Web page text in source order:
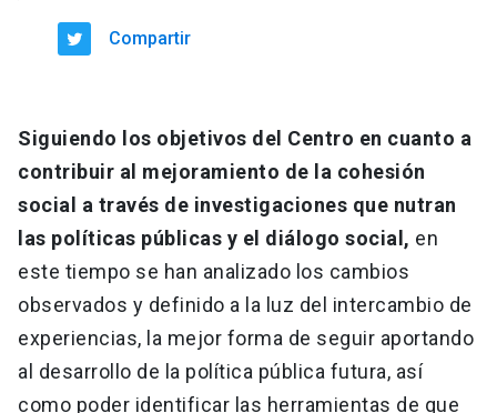
Compartir
Siguiendo los objetivos del Centro en cuanto a
contribuir al mejoramiento de la cohesión
social a través de investigaciones que nutran
las políticas públicas y el diálogo social, en
este tiempo se han analizado los cambios
observados y definido a la luz del intercambio de
experiencias, la mejor forma de seguir aportando
al desarrollo de la política pública futura, así
como poder identificar las herramientas de que